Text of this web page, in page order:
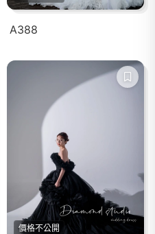
A388
價格不公開